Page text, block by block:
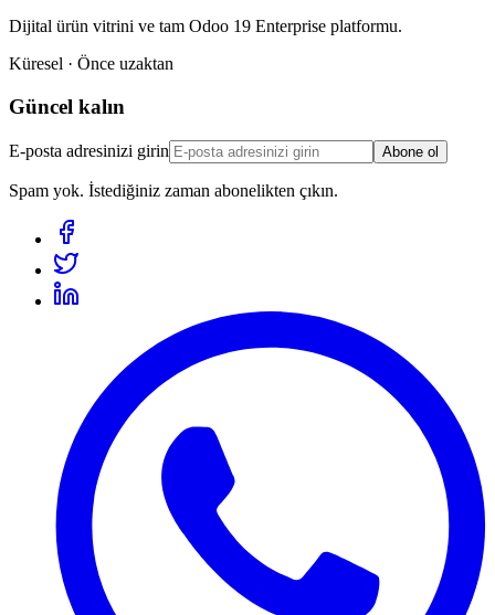
Dijital ürün vitrini ve tam Odoo 19 Enterprise platformu.
Küresel · Önce uzaktan
Güncel kalın
E-posta adresinizi girin Abone ol
Spam yok. İstediğiniz zaman abonelikten çıkın.